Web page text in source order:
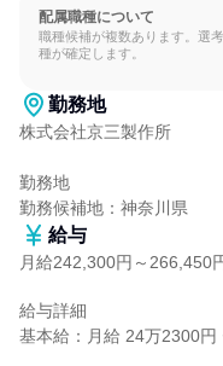
配属職種について
職種候補が複数あります。選
種が確定します。
勤務地
株式会社京三製作所
勤務地
勤務候補地：神奈川県
給与
月給242,300円～266,450
給与詳細
基本給：月給 24万2300円